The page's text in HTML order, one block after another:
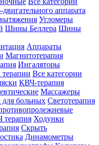
аппарата
Угломеры
Шины Беллера Шины
Аппараты
Магнитотерапия
Ингаляторы
Все категории
КВЧ-терапия
Массажеры
больных Светотерапия
терапия Ходунки
Скрыть
Динамометры